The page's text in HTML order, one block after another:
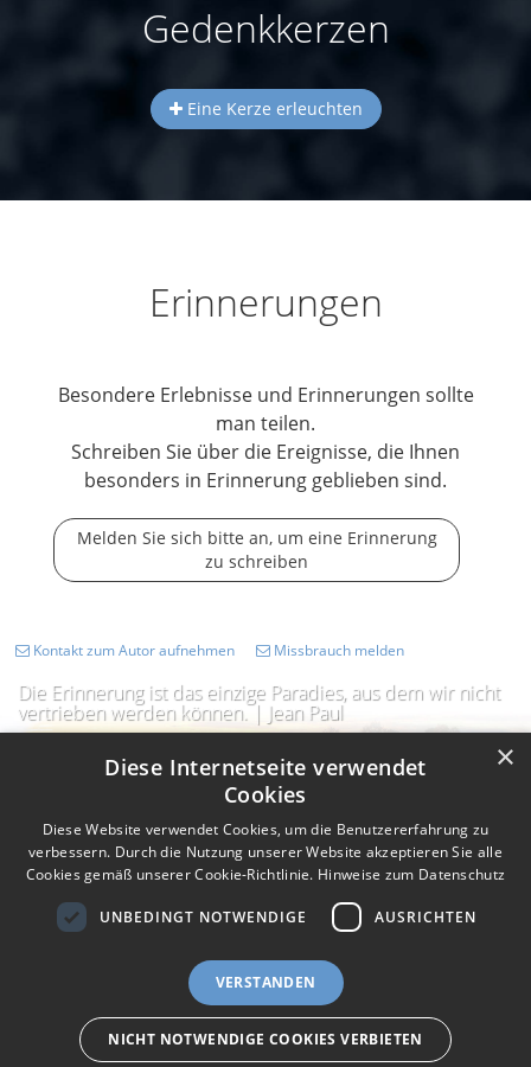
Gedenkkerzen
Eine Kerze erleuchten
Erinnerungen
Besondere Erlebnisse und Erinnerungen sollte
man teilen.
Schreiben Sie über die Ereignisse, die Ihnen
besonders in Erinnerung geblieben sind.
Melden Sie sich bitte an, um eine Erinnerung
zu schreiben
Die Erinnerung ist das einzige Paradies, aus dem wir nicht
vertrieben werden können. | Jean Paul
Kontakt zum Autor aufnehmen Missbrauch melden
Nutzungsbedingungen Datenschutz
Barriere melden
m
A
c
Accessibility-Modus aktivieren
I
m
K
Kontrastmodus aktivieren
eigenes Gedenkportal erstellen
×
Diese Internetseite verwendet
Cookies
Diese Website verwendet Cookies, um die Benutzererfahrung zu
verbessern. Durch die Nutzung unserer Website akzeptieren Sie alle
Cookies gemäß unserer Cookie-Richtlinie. Hinweise zum Datenschutz
UNBEDINGT NOTWENDIGE AUSRICHTEN
VERSTANDEN
NICHT NOTWENDIGE COOKIES VERBIETEN